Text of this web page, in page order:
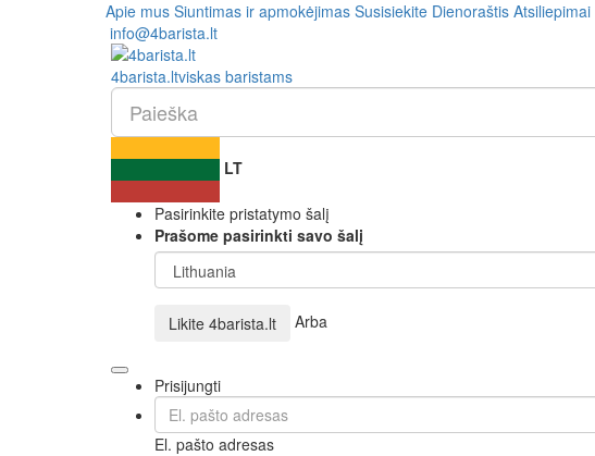
Apie mus Siuntimas ir apmokėjimas Susisiekite Dienoraštis Atsiliepimai
info@4barista.lt
4barista.ltviskas baristams
LT
Pasirinkite pristatymo šalį
Prašome pasirinkti savo šalį
Likite 4barista.lt Arba
Prisijungti
El. pašto adresas